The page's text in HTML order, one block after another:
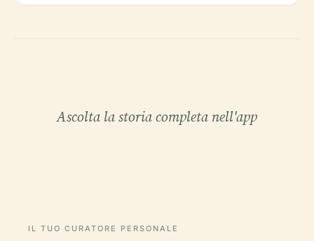
Ascolta la storia completa nell'app
IL TUO CURATORE PERSONALE